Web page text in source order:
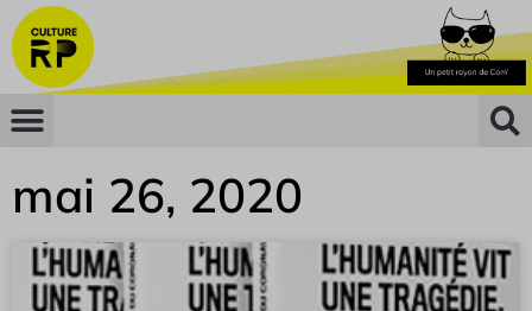
mai 26, 2020